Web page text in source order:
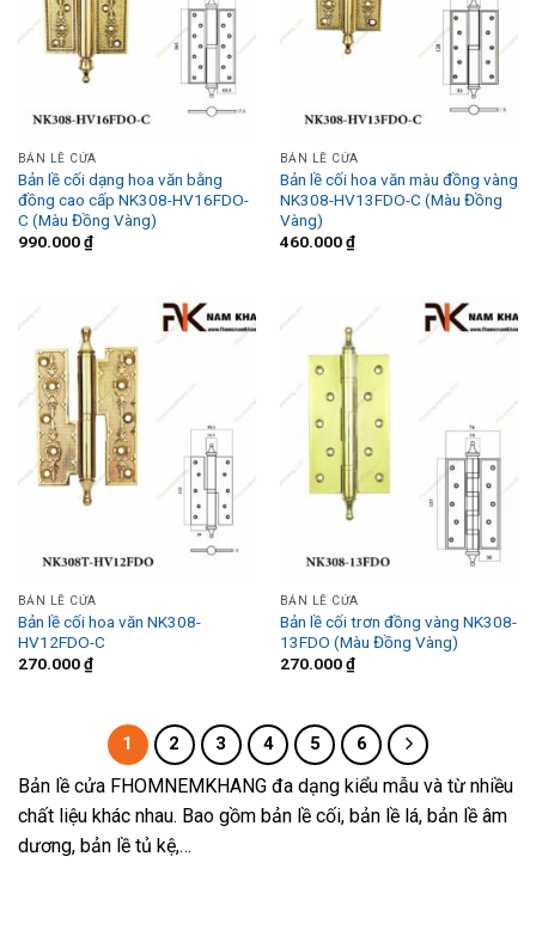
BẢN LỀ CỬA
Bản lề cối dạng hoa văn bằng
đồng cao cấp NK308-HV16FDO-
C (Màu Đồng Vàng)
990.000₫
BẢN LỀ CỬA
Bản lề cối hoa văn màu đồng vàng
NK308-HV13FDO-C (Màu Đồng
Vàng)
460.000₫
BẢN LỀ CỬA
Bản lề cối hoa văn NK308-
HV12FDO-C
270.000₫
BẢN LỀ CỬA
Bản lề cối trơn đồng vàng NK308-
13FDO (Màu Đồng Vàng)
270.000₫
1 2 3 4 5 6
Bản lề cửa FHOMNEMKHANG đa dạng kiểu mẫu và từ nhiều
chất liệu khác nhau. Bao gồm bản lề cối, bản lề lá, bản lề âm
dương, bản lề tủ kệ,…